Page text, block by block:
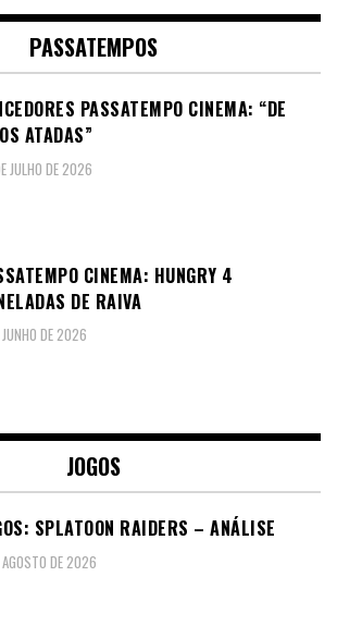
PASSATEMPOS
PASSATEMPO CINEMA: “DE
ATADAS”
JULHO DE 2026
CINEMA: HUNGRY 4
DE RAIVA
DE 2026
JOGOS
SPLATOON RAIDERS – ANÁLISE
DE 2026